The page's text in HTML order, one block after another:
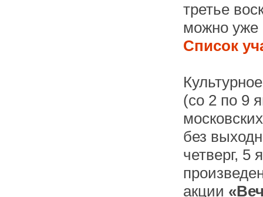
третье
можно уже
Список
(со 2 по 9
без
четверг, 5
акции